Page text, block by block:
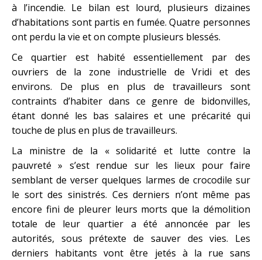
à l’incendie. Le bilan est lourd, plusieurs dizaines
d’habitations sont partis en fumée. Quatre personnes
ont perdu la vie et on compte plusieurs blessés.
Ce quartier est habité essentiellement par des
ouvriers de la zone industrielle de Vridi et des
environs. De plus en plus de travailleurs sont
contraints d’habiter dans ce genre de bidonvilles,
étant donné les bas salaires et une précarité qui
touche de plus en plus de travailleurs.
La ministre de la « solidarité et lutte contre la
pauvreté » s’est rendue sur les lieux pour faire
semblant de verser quelques larmes de crocodile sur
le sort des sinistrés. Ces derniers n’ont même pas
encore fini de pleurer leurs morts que la démolition
totale de leur quartier a été annoncée par les
autorités, sous prétexte de sauver des vies. Les
derniers habitants vont être jetés à la rue sans